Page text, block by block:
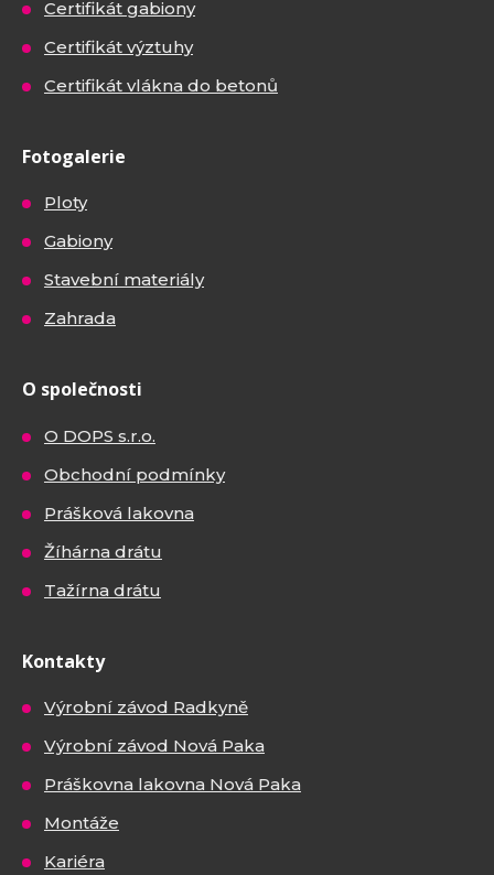
Certifikát gabiony
Certifikát výztuhy
Certifikát vlákna do betonů
Fotogalerie
Ploty
Gabiony
Stavební materiály
Zahrada
O společnosti
O DOPS s.r.o.
Obchodní podmínky
Prášková lakovna
Žíhárna drátu
Tažírna drátu
Kontakty
Výrobní závod Radkyně
Výrobní závod Nová Paka
Práškovna lakovna Nová Paka
Montáže
Kariéra